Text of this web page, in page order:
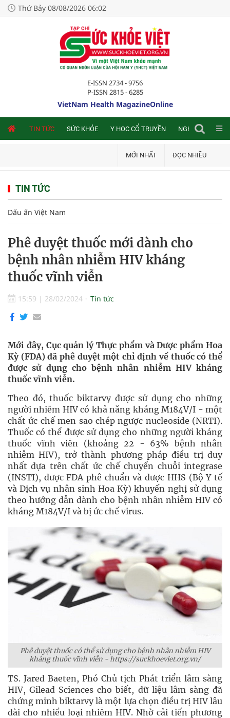
Thứ Bảy 08/08/2026 06:02
E-ISSN 2734 - 9756
P-ISSN 2815 - 6285
VietNam Health MagazineOnline
TIN TỨC SỨC KHỎE Y HỌC CỔ TRUYỀN NGHIÊN CỨU
MỚI NHẤT ĐỌC NHIỀU
TIN TỨC
Dấu ấn Việt Nam
Phê duyệt thuốc mới dành cho
bệnh nhân nhiễm HIV kháng
thuốc vĩnh viễn
15:59 | 28/02/2024 Tin tức
Mới đây, Cục quản lý Thực phẩm và Dược phẩm Hoa
Kỳ (FDA) đã phê duyệt một chỉ định về thuốc có thể
được sử dụng cho bệnh nhân nhiễm HIV kháng
thuốc vĩnh viễn.
Theo đó, thuốc biktarvy được sử dụng cho những
người nhiễm HIV có khả năng kháng M184V/I - một
chất ức chế men sao chép ngược nucleoside (NRTI).
Thuốc có thể được sử dụng cho những người kháng
thuốc vĩnh viễn (khoảng 22 - 63% bệnh nhân
nhiễm HIV), trở thành phương pháp điều trị duy
nhất dựa trên chất ức chế chuyển chuỗi integrase
(INSTI), được FDA phê chuẩn và được HHS (Bộ Y tế
và Dịch vụ nhân sinh Hoa Kỳ) khuyến nghị sử dụng
theo hướng dẫn dành cho bệnh nhân nhiễm HIV có
kháng M184V/I và bị ức chế virus.
Phê duyệt thuốc có thể sử dụng cho bệnh nhân nhiễm HIV
kháng thuốc vĩnh viễn - https://suckhoeviet.org.vn/
TS. Jared Baeten, Phó Chủ tịch Phát triển lâm sàng
HIV, Gilead Sciences cho biết, dữ liệu lâm sàng đã
chứng minh biktarvy là một lựa chọn điều trị HIV lâu
dài cho nhiều loại nhiễm HIV. Nhờ cải tiến phương